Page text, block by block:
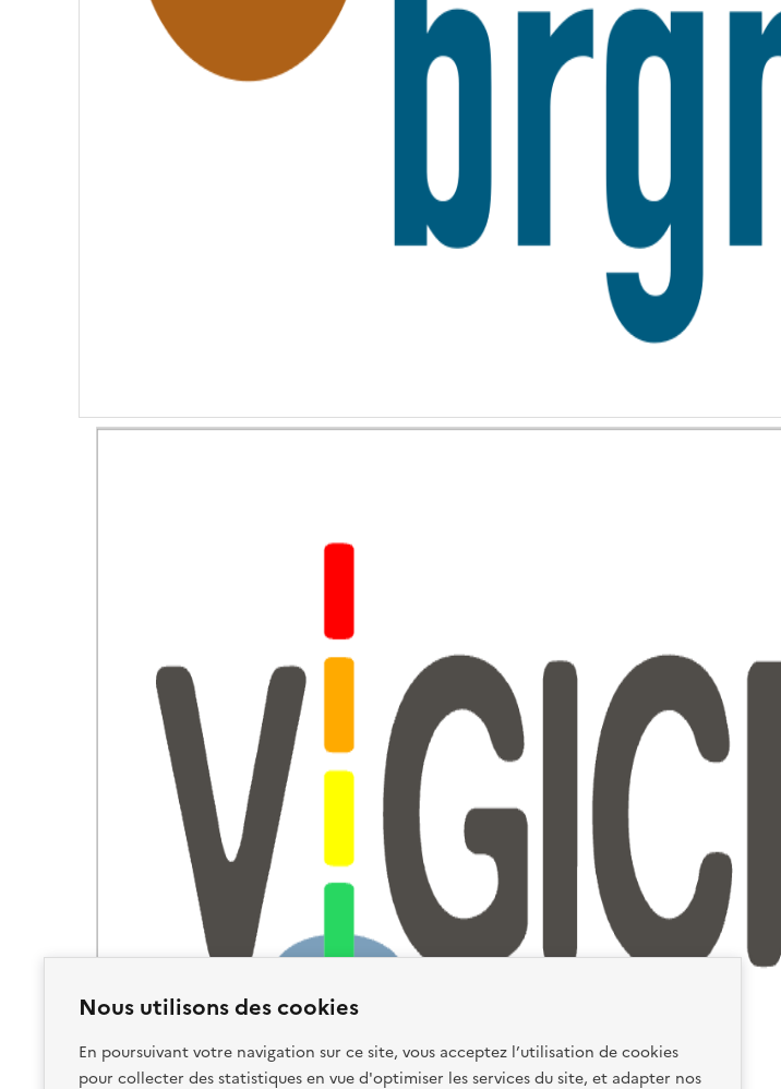
Nous utilisons des cookies
En poursuivant votre navigation sur ce site, vous acceptez l’utilisation de cookies
pour collecter des statistiques en vue d'optimiser les services du site, et adapter nos
R
N
T